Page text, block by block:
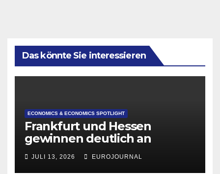
Das könnte Sie interessieren
ECONOMICS & ECONOMICS SPOTLIGHT
Frankfurt und Hessen
gewinnen deutlich an
Attraktivität für Startup-
Gründungen
JULI 13, 2026 EUROJOURNAL